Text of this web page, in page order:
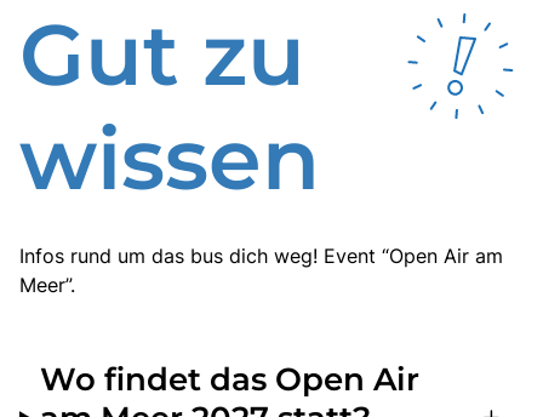
Wo findet das Open Air
Gut zu
wissen
Infos rund um das bus dich weg! Event “Open Air am
Meer”.